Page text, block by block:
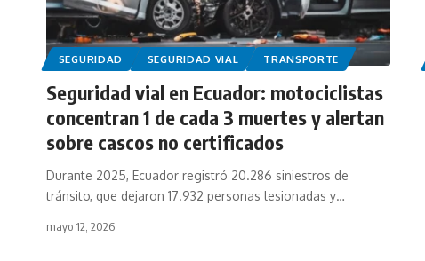
SEGURIDAD SEGURIDAD VIAL TRANSPORTE
Seguridad vial en Ecuador: motociclistas
concentran 1 de cada 3 muertes y alertan
sobre cascos no certificados
Durante 2025, Ecuador registró 20.286 siniestros de
tránsito, que dejaron 17.932 personas lesionadas y…
mayo 12, 2026